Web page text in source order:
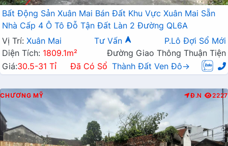
Bất Động Sản Xuân Mai Bán Đất Khu Vực Xuân Mai Sẵn
Nhà Cấp 4 Ô Tô Đỗ Tận Đất Làn 2 Đường QL6A
Vị Trí: Xuân Mai Tư Vấn
P.Lô Đợi Sổ Mới
Diện Tích: 1809.1m²
Đường Giao Thông Thuận Tiện
Giá:30.5-31 Tỉ Đã Có Sổ Thành Đất Ven Đô→
CHƯƠNG MỸ Đ.N 2227